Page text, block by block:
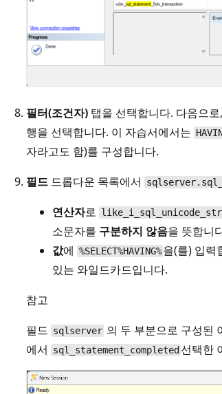
필터(조건자) 탭을 선택합니다. 다음으로,
행을 선택합니다. 이 자습서에서는
자라고도 함)를 구성합니다.
필드 드롭다운 목록에서
연산자로
소문자를 구분하지 않음을 뜻합니
값에 %SELECT%HAVING% 을(를) 입력
있는 와일드카드입니다.
참고
필드 sqlserver 의 두 부분으로 구성된
에서
sql_statement_completed 선택한